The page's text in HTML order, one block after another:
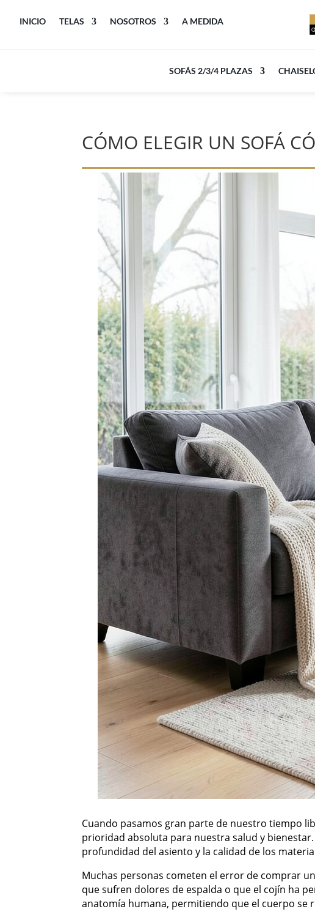
INICIO TELAS NOSOTROS A MEDIDA
SOFÁS 2/3/4 PLAZAS
CÓMO ELEGIR UN SOFÁ
Cuando pasamos gran parte de nuestro tiempo
prioridad absoluta para nuestra salud y
profundidad del asiento y la calidad de los
Muchas personas cometen el error de comprar
que sufren dolores de espalda o que el cojín ha
anatomía humana, permitiendo que el cuerpo se